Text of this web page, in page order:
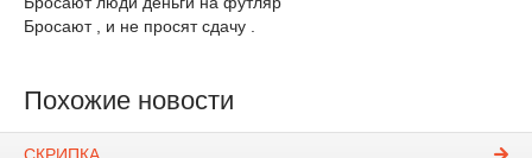
Бросают , и не просят сдачу .
Похожие новости